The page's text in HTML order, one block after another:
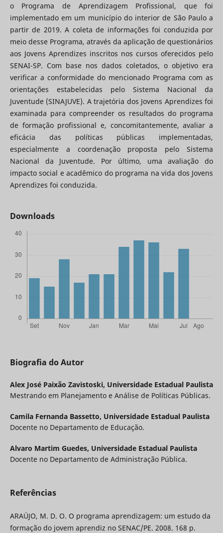
o Programa de Aprendizagem Profissional, que foi
implementado em um município do interior de São Paulo a
partir de 2019. A coleta de informações foi conduzida por
meio desse Programa, através da aplicação de questionários
aos Jovens Aprendizes inscritos nos cursos oferecidos pelo
SENAI-SP. Com base nos dados coletados, o objetivo era
verificar a conformidade do mencionado Programa com as
orientações estabelecidas pelo Sistema Nacional da
Juventude (SINAJUVE). A trajetória dos Jovens Aprendizes foi
examinada para compreender os resultados do programa
de formação profissional e, concomitantemente, avaliar a
eficácia das políticas públicas implementadas,
especialmente a coordenação proposta pelo Sistema
Nacional da Juventude. Por último, uma avaliação do
impacto social e acadêmico do programa na vida dos Jovens
Aprendizes foi conduzida.
Downloads
Biografia do Autor
Alex José Paixão Zavistoski, Universidade Estadual Paulista
Mestrando em Planejamento e Análise de Políticas Públicas.
Camila Fernanda Bassetto, Universidade Estadual Paulista
Docente no Departamento de Educação.
Alvaro Martim Guedes, Universidade Estadual Paulista
Docente no Departamento de Administração Pública.
Referências
ARAÚJO, M. D. O. O programa aprendizagem: um estudo da
formação do jovem aprendiz no SENAC/PE. 2008. 168 p.